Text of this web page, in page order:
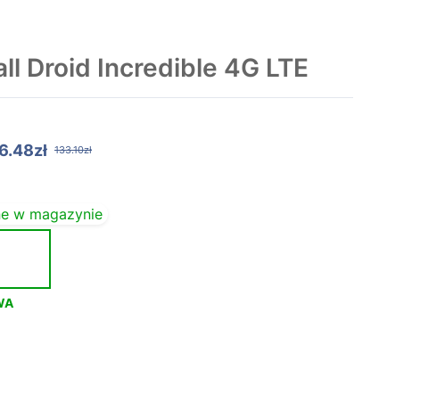
Droid Incredible 4G LTE
133.10zł
w magazynie